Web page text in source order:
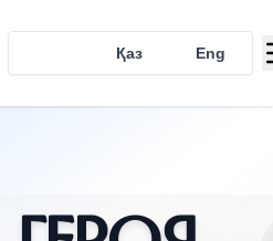
Қаз Eng